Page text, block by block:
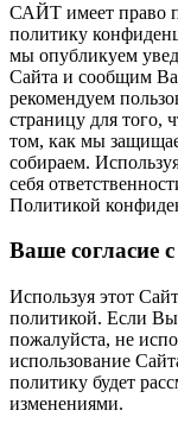
САЙТ имеет право
политику
мы опубликуем
Сайта и сообщим
рекомендуем
страницу для того,
том, как мы
собираем.
себя
Политикой
Ваше согласие
Используя этот
политикой. Если Вы
пожалуйста, не
использование
политику будет
изменениями.